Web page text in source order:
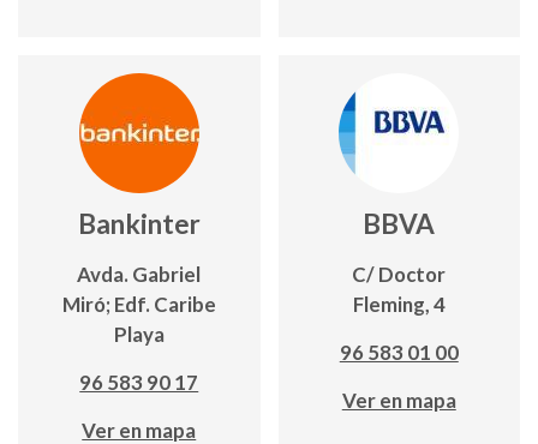
Bankinter
Avda. Gabriel
Miró; Edf. Caribe
Playa
96 583 90 17
Ver en mapa
BBVA
C/ Doctor
Fleming, 4
96 583 01 00
Ver en mapa